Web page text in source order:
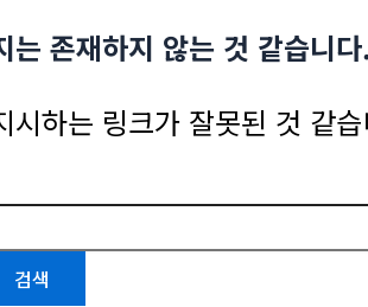
는 존재하지 않는 것 같습니
시하는 링크가 잘못된 것 같